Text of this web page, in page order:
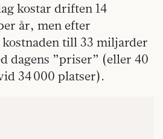
kostar driften 14
år, men efter
till 33 miljarder
dagens ”priser” (eller 40
34 000 platser).